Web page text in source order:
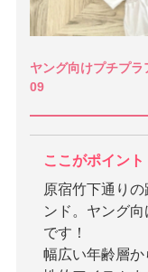
ヤング向けプチプ
09
ここがポイント
原宿竹下通り
ンド。ヤング
です！
幅広い年齢層